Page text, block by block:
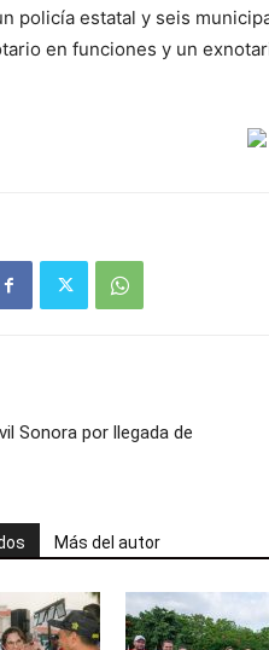
policía estatal y seis
en funciones y un
Sonora por llegada de
Más del autor